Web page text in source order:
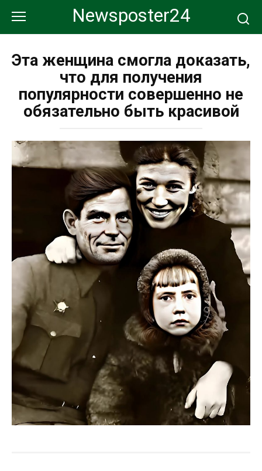
контенту
Newsposter24
Эта женщина смогла доказать,
что для получения
популярности совершенно не
обязательно быть красивой